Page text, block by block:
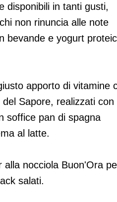
disponibili in tanti gusti,
non rinuncia alle note
bevande e yogurt
apporto di vitamine
Sapore, realizzati con
soffice pan di spagna
al latte.
alla nocciola Buon'Ora
salati.